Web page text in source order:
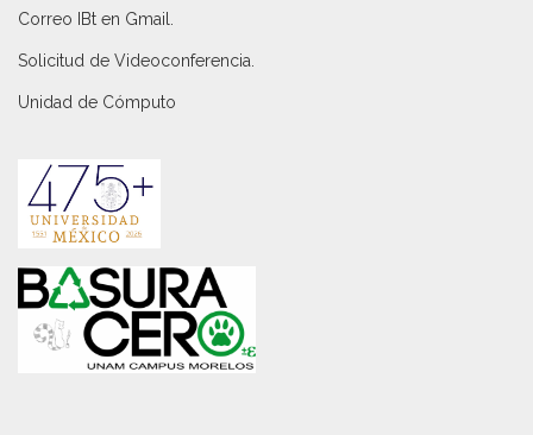
Correo IBt en Gmail
Solicitud de Videoconferencia.
Unidad de Cómputo